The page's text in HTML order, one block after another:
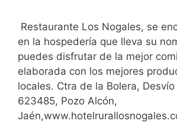
Restaurante Los Nogales, se
en la hospedería que lleva su
puedes disfrutar de la mejor
elaborada con los mejores
locales. Ctra de la Bolera,
623485, Pozo Alcón,